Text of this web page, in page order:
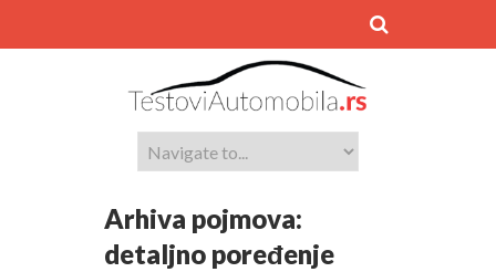
Arhiva pojmova:
detaljno poređenje